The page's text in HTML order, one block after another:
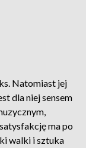
Natomiast jej
dla niej sensem
ma po
walki i sztuka